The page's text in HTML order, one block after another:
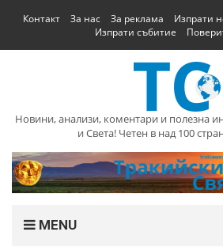
Контакт За нас За реклама Изпрати
Изпрати събитие
Новини, анализи, коментари и полезна
и Света! Четен в над 100
MENU